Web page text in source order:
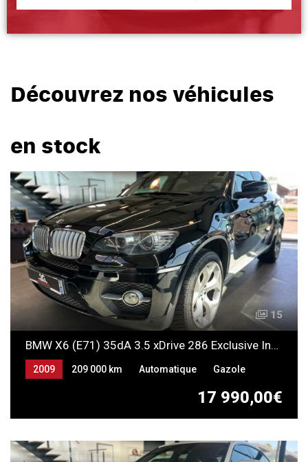
Découvrez nos véhicules
en stock
15
BMW X6 (E71) 35dA 3.5 xDrive 286 Exclusive Individual
17 990,00€
2009 209 000 km Automatique Gazole